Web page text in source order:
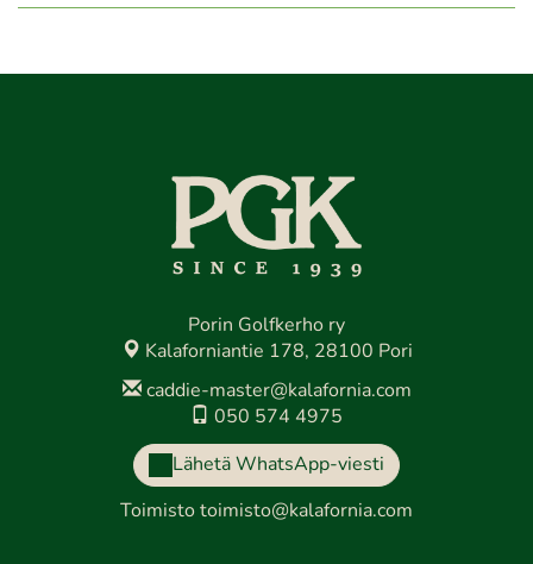
Porin Golfkerho ry
Kalaforniantie 178, 28100 Pori
caddie-master@kalafornia.com
050 574 4975
Lähetä WhatsApp-viesti
Toimisto toimisto@kalafornia.com